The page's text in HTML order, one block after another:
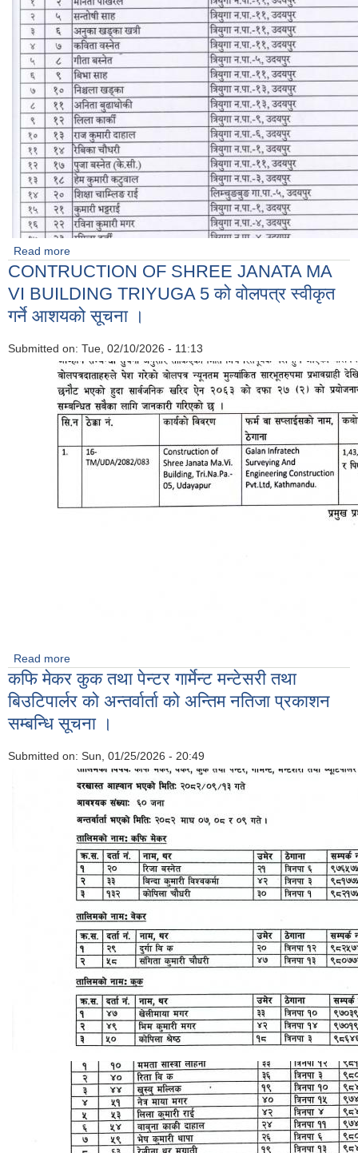
Read more
CONTRUCTION OF SHREE JANATA MA
VI BUILDING TRIYUGA 5 को वोलपत्र स्वीकृत
गर्ने आशयको सूचना ।
Submitted on: Tue, 02/10/2026 - 11:13
Read more
BUILDING TRIYUGA 5 को वोलपत्र स्वीकृत गर्ने आशयको सूचना ।
कफि मेकर कुक तथा पेन्टर गार्मेन्ट मन्टेसरी तथा
बिउटिपार्लर को अन्तर्वार्ता को अन्तिम नतिजा प्रकाशन
सम्बन्धि सूचना ।
Submitted on: Sun, 01/25/2026 - 20:49